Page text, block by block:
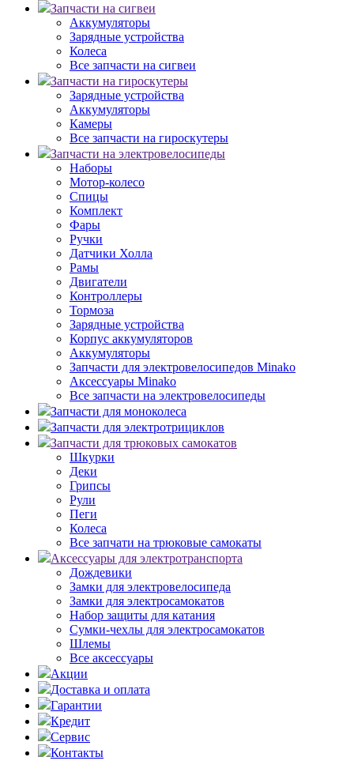
Запчасти на сигвеи
Аккумуляторы
Зарядные устройства
Колеса
Все запчасти на сигвеи
Запчасти на гироскутеры
Зарядные устройства
Аккумуляторы
Камеры
Все запчасти на гироскутеры
Запчасти на электровелосипеды
Наборы
Мотор-колесо
Спицы
Комплект
Фары
Ручки
Датчики Холла
Рамы
Двигатели
Контроллеры
Тормоза
Зарядные устройства
Корпус аккумуляторов
Аккумуляторы
Запчасти для электровелосипедов Minako
Аксессуары Minako
Все запчасти на электровелосипеды
Запчасти для моноколеса
Запчасти для электротрициклов
Запчасти для трюковых самокатов
Шкурки
Деки
Грипсы
Рули
Пеги
Колеса
Все запчати на трюковые самокаты
Аксессуары для электротранспорта
Дождевики
Замки для электровелосипеда
Замки для электросамокатов
Набор защиты для катания
Сумки-чехлы для электросамокатов
Шлемы
Все аксессуары
Акции
Доставка и оплата
Гарантии
Кредит
Сервис
Контакты